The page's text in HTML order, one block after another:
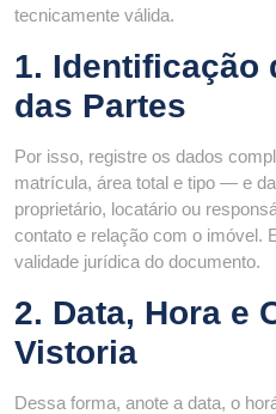
tecnicamente válida.
1. Identificação
das Partes
Por isso, registre os dados
matrícula, área total e tipo — e
proprietário, locatário ou
contato e relação com o imóvel.
validade jurídica do documento.
2. Data, Hora e
Vistoria
Dessa forma, anote a data, o